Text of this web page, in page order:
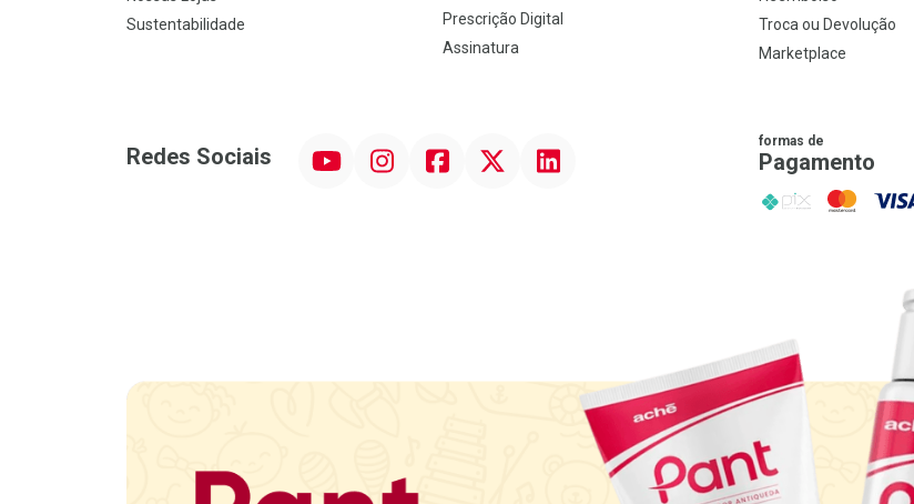
Sustentabilidade
Prescrição Digital
Assinatura
Troca ou Devolução
Marketplace
Redes Sociais InstagramFacebookTwitter Linkedin formas de
Pagamento
PIX MasterCard
VISA